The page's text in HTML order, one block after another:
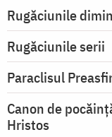
Rugăciunile
Rugăciunile serii
Paraclisul
Canon de
Hristos